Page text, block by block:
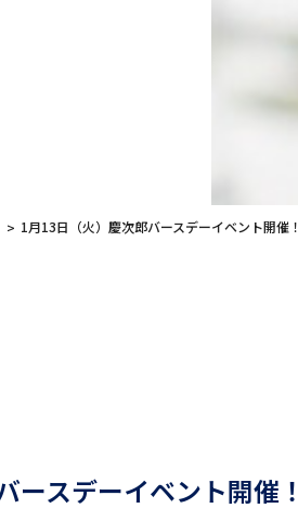
1月13日（火）慶次郎バースデーイベント開催！
ースデーイベント開催！